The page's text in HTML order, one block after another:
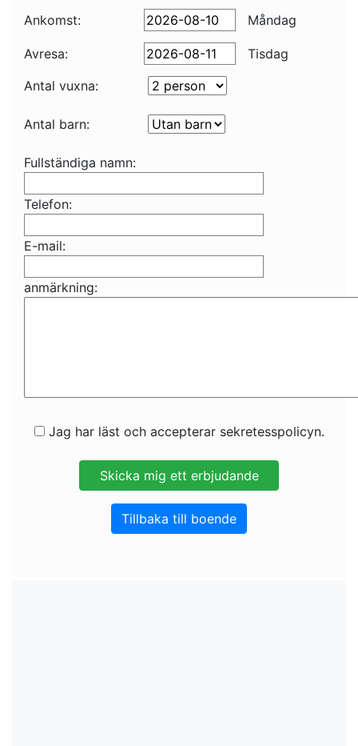
Ankomst: Måndag
Avresa:
Tisdag
Antal vuxna:
Antal barn:
Fullständiga namn:
Telefon:
E-mail:
anmärkning:
Jag har läst och accepterar sekretesspolicyn.
Tillbaka till boende